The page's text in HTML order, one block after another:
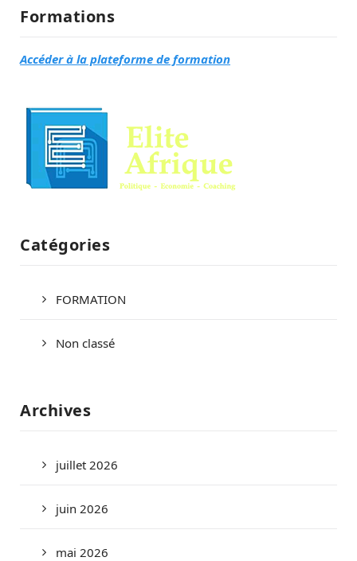
Formations
Accéder à la plateforme de formation
Catégories
FORMATION
Non classé
Archives
juillet 2026
juin 2026
mai 2026